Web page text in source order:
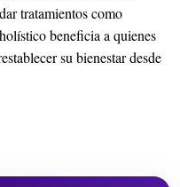
tratamientos como
beneficia a quienes
su bienestar desde